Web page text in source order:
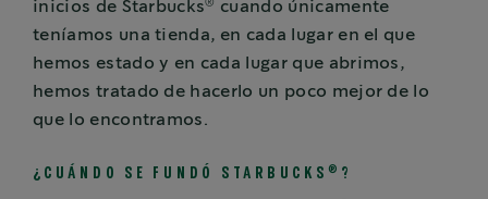
inicios de Starbucks®
cuando únicamente
teníamos una tienda, en cada lugar en el que
hemos estado y en cada lugar que abrimos,
hemos tratado de hacerlo un poco mejor de lo
que lo encontramos.
¿CUÁNDO SE FUNDÓ STARBUCKS ® ?